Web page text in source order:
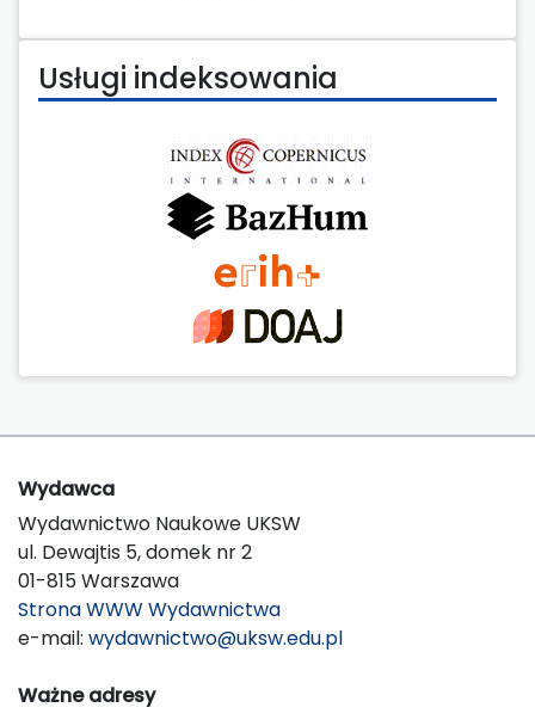
Usługi indeksowania
Wydawca
Wydawnictwo Naukowe UKSW
ul. Dewajtis 5, domek nr 2
01-815 Warszawa
Strona WWW Wydawnictwa
e-mail: wydawnictwo@uksw.edu.pl
Ważne adresy